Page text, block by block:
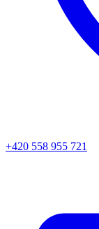
+420 558 955 721